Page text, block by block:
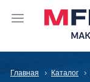
Главная Каталог